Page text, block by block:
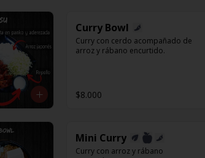
Curry Bowl
Curry con cerdo acompañado de
arroz y rábano encurtido.
$8.000
Mini Curry
Curry con arroz y rábano